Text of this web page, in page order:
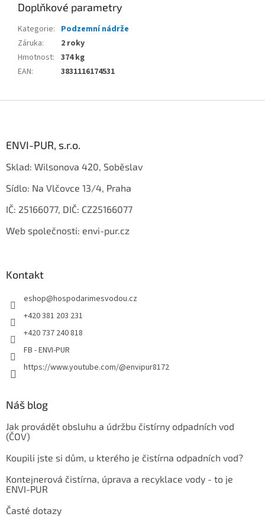
Doplňkové parametry
Kategorie: Podzemní nádrže
Záruka:
2 roky
Hmotnost: 374 kg
EAN: 3831116174531
ENVI-PUR, s.r.o.
Sklad: Wilsonova 420, Soběslav
Sídlo: Na Vlčovce 13/4, Praha
IČ: 25166077, DIČ: CZ25166077
Web společnosti: envi-pur.cz
Kontakt
eshop@hospodarimesvodou.cz
+420 381 203 231
+420 737 240 818
FB - ENVI-PUR
https://www.youtube.com/@envipur8172
Náš blog
Jak provádět obsluhu a údržbu čistírny odpadních vod
(ČOV)
Koupili jste si dům, u kterého je čistírna odpadních vod?
Kontejnerová čistírna, úprava a recyklace vody - to je
ENVI-PUR
Časté dotazy